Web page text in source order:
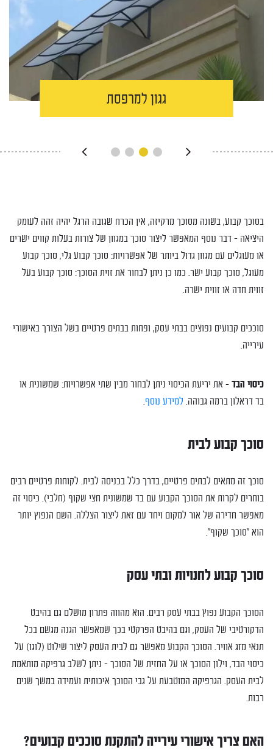
גגון למרפסת
בסוכך קבוע, בשונה מסוכך מרקיזה, אין הכרח שגובה הרגל יהיה זהה לעומק
היציאה – דבר נוסף המאפשר ליצור סוכך במגוון של צורות בעלות קווים ישרים
או מעוגלים עם מגוון גדול ביותר של אפשרויות: סוכך קבוע גלי, סוכך קבוע
מעוגל, סוכך קבוע ישר. כמו כן ניתן לבחור את זוית הסוכך: סוכך קבוע בעל
זווית חדה או זווית ישרה.
סוככים קבועים נפוצים בבתי עסק, ופחות בבתים פרטיים בשל הצורך באישורי
עירייה.
כיסוי הבד – את יריעת הכיסוי ניתן לבחור מבין שתי אפשרויות: שמשונית או
בד דראלון ברמה גבוהה. למידע נוסף
סוכך קבוע לבית
סוכך זה מתאים לבתים פרטיים, בדרך כלל בכניסה לבית. לקוחות פרטיים רבים
בוחרים לקרות את הסוכך הקבוע עם בד שמשונית חצי שקוף (חלבי). כיסוי זה
מאפשר חדירה של אור למקום ויחד עם זאת ליצור הצללה. השם הנפוץ יותר
הוא "סוכך שקוף".
סוכך קבוע לחנויות ובתי עסק
הסוכך הקבוע נפוץ בבתי עסק רבים. הוא מהווה פתרון מושלם גם בהיבט
הדקורטיבי של העסק, וגם בהיבט הפרקטי בכך שמאפשר הגנה מגשם בכל
תנאי מזג אוויר. הסוכך הקבוע מאפשר גם לבית העסק ליצור שילוט (לוגו) על
כיסוי הבד, וילון הסוכך או על החזית של הסוכך – ניתן לשלב גרפיקה מותאמת
לבית העסק. הגרפיקה המוטבעת על גבי הסוכך איכותית ועמידה במשך שנים
רבות.
האם צריך אישורי עירייה להתקנת סוככים קבועים?